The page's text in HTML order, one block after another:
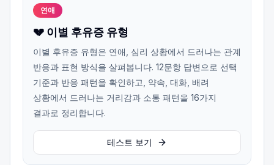
연애
💔 이별 후유증 유형
이별 후유증 유형은 연애, 심리 상황에서 드러나는 관계
반응과 표현 방식을 살펴봅니다. 12문항 답변으로 선택
기준과 반응 패턴을 확인하고, 약속, 대화, 배려
상황에서 드러나는 거리감과 소통 패턴을 16가지
결과로 정리합니다.
테스트 보기